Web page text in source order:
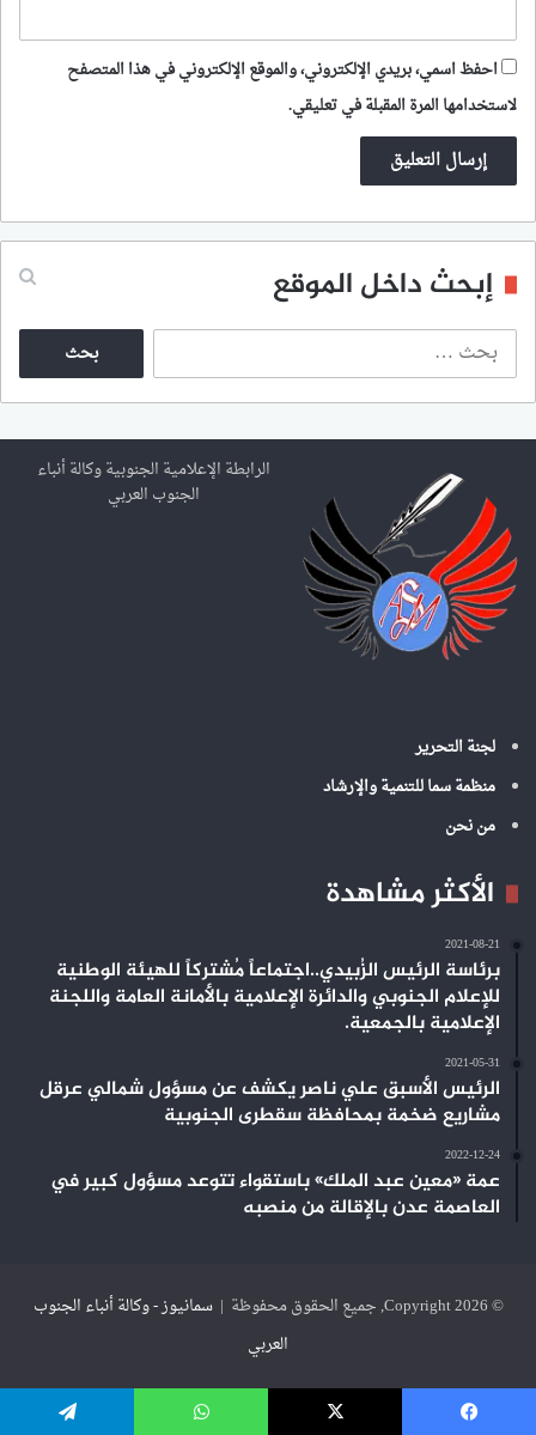
احفظ اسمي، بريدي الإلكتروني، والموقع الإلكتروني في هذا المتصفح
لاستخدامها المرة المقبلة في تعليقي.
إبحث داخل الموقع
ث
ع
ن
الرابطة الإعلامية الجنوبية وكالة أنباء
الجنوب العربي
لجنة التحرير
منظمة سما للتنمية والإرشاد
من نحن
الأكثر مشاهدة
2021-08-21
برئاسة الرئيس الزُبيدي..اجتماعاً مُشتركاً للهيئة الوطنية
للإعلام الجنوبي والدائرة الإعلامية بالأمانة العامة واللجنة
الإعلامية بالجمعية.
2021-05-31
الرئيس الأسبق علي ناصر يكشف عن مسؤول شمالي عرقل
مشاريع ضخمة بمحافظة سقطرى الجنوبية
2022-12-24
عمة «معين عبد الملك» باستقواء تتوعد مسؤول كبير في
العاصمة عدن بالإقالة من منصبه
© Copyright 2026, جميع الحقوق محفوظة |
سمانيوز - وكالة أنباء الجنوب
العربي